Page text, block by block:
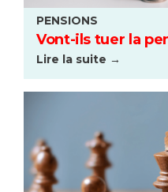
PENSIONS
Vont-ils tuer la
Lire la suite →